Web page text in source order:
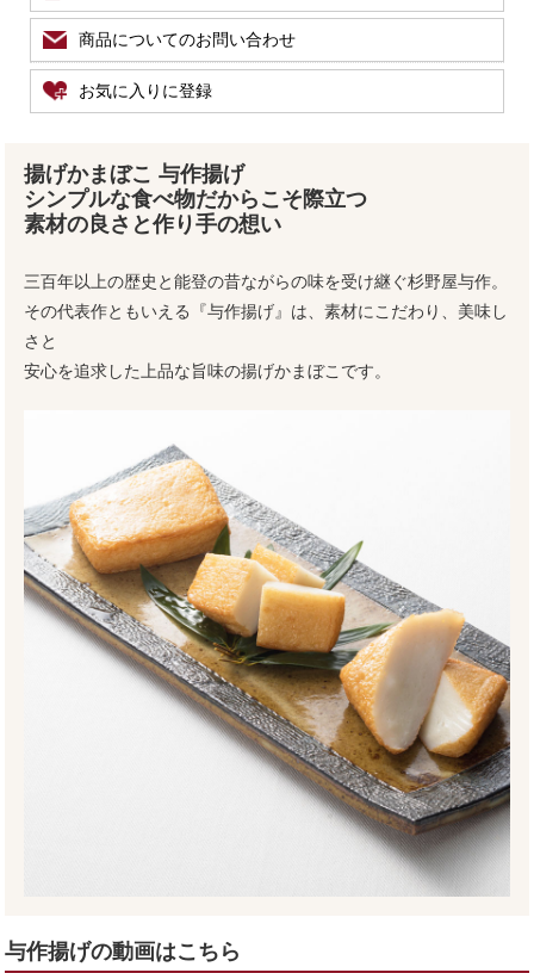
商品についてのお問い合わせ
お気に入りに登録
揚げかまぼこ 与作揚げ
シンプルな食べ物だからこそ際立つ
素材の良さと作り手の想い
三百年以上の歴史と能登の昔ながらの味を受け継ぐ杉野屋与作。
その代表作ともいえる『与作揚げ』は、素材にこだわり、美味し
さと
安心を追求した上品な旨味の揚げかまぼこです。
与作揚げの動画はこちら